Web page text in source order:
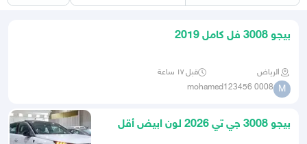
بيجو 3008 فل كامل 2019
الرياض قبل ١٧ ساعة
M
mohamed123456 0008
بيجو 3008 جي تي 2026 لون ابيض أقل